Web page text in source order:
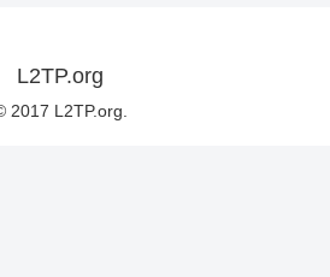
L2TP.org
2017 L2TP.org.